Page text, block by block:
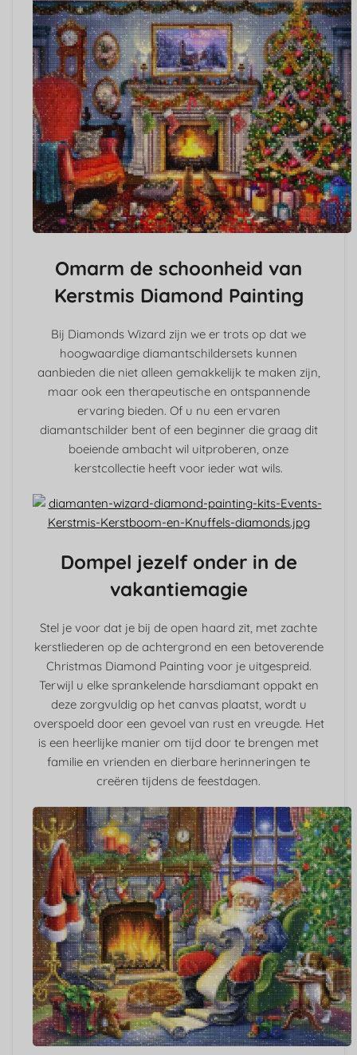
Omarm de schoonheid van
Kerstmis Diamond Painting
Bij Diamonds Wizard zijn we er trots op dat we
hoogwaardige diamantschildersets kunnen
aanbieden die niet alleen gemakkelijk te maken zijn,
maar ook een therapeutische en ontspannende
ervaring bieden. Of u nu een ervaren
diamantschilder bent of een beginner die graag dit
boeiende ambacht wil uitproberen, onze
kerstcollectie heeft voor ieder wat wils.
Dompel jezelf onder in de
vakantiemagie
Stel je voor dat je bij de open haard zit, met zachte
kerstliederen op de achtergrond en een betoverende
Christmas Diamond Painting voor je uitgespreid.
Terwijl u elke sprankelende harsdiamant oppakt en
deze zorgvuldig op het canvas plaatst, wordt u
overspoeld door een gevoel van rust en vreugde. Het
is een heerlijke manier om tijd door te brengen met
familie en vrienden en dierbare herinneringen te
creëren tijdens de feestdagen.